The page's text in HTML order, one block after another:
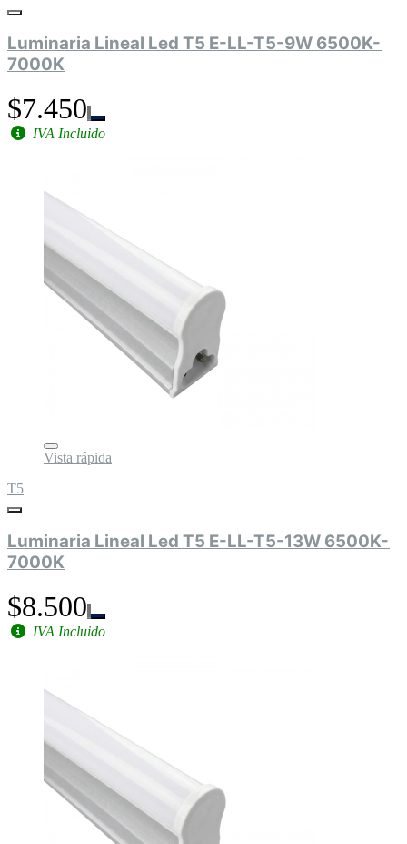
Luminaria Lineal Led T5 E-LL-T5-9W 6500K-
7000K
$7.450
IVA Incluido
Vista rápida
T5
Luminaria Lineal Led T5 E-LL-T5-13W 6500K-
7000K
$8.500
IVA Incluido